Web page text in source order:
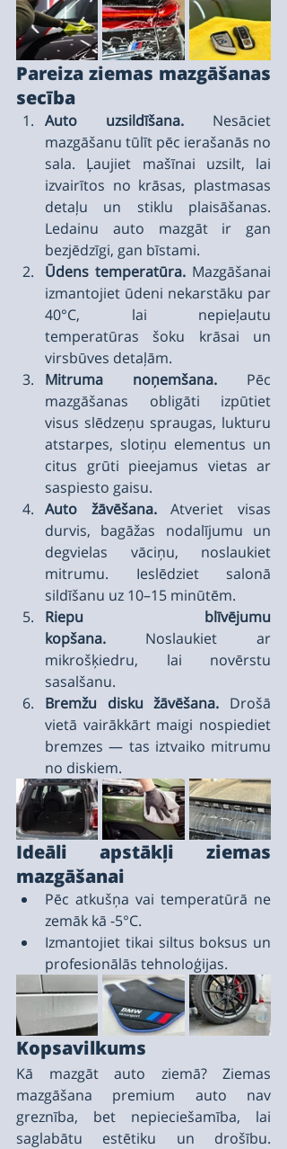
Pareiza ziemas mazgāšanas
secība
Auto uzsildīšana. Nesāciet
mazgāšanu tūlīt pēc ierašanās no
sala. Ļaujiet mašīnai uzsilt, lai
izvairītos no krāsas, plastmasas
detaļu un stiklu plaisāšanas.
Ledainu auto mazgāt ir gan
bezjēdzīgi, gan bīstami.
Ūdens temperatūra. Mazgāšanai
izmantojiet ūdeni nekarstāku par
40°С, lai nepieļautu
temperatūras šoku krāsai un
virsbūves detaļām.
Mitruma noņemšana. Pēc
mazgāšanas obligāti izpūtiet
visus slēdzeņu spraugas, lukturu
atstarpes, slotiņu elementus un
citus grūti pieejamus vietas ar
saspiesto gaisu.
Auto žāvēšana. Atveriet visas
durvis, bagāžas nodalījumu un
degvielas vāciņu, noslaukiet
mitrumu. Ieslēdziet salonā
sildīšanu uz 10–15 minūtēm.
Riepu blīvējumu
kopšana. Noslaukiet ar
mikrošķiedru, lai novērstu
sasalšanu.
Bremžu disku žāvēšana. Drošā
vietā vairākkārt maigi nospiediet
bremzes — tas iztvaiko mitrumu
no diskiem.
Ideāli apstākļi ziemas
mazgāšanai
Pēc atkušņa vai temperatūrā ne
zemāk kā -5°С.
Izmantojiet tikai siltus boksus un
profesionālās tehnoloģijas.
Kopsavilkums
Kā mazgāt auto ziemā? Ziemas
mazgāšana premium auto nav
greznība, bet nepieciešamība, lai
saglabātu estētiku un drošību.